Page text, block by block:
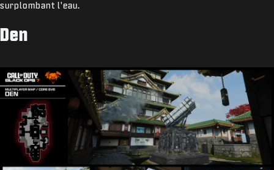
surplombant l'eau.
Den